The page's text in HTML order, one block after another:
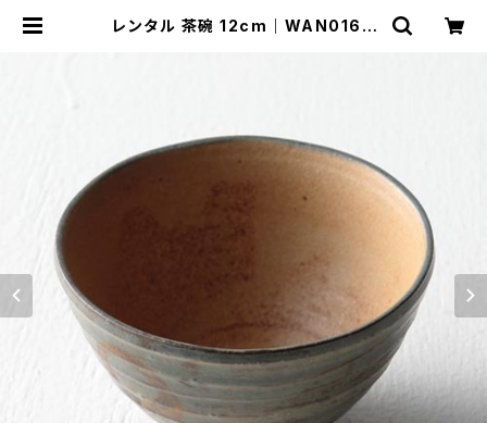
レンタル 茶碗 12cm｜WAN016 |